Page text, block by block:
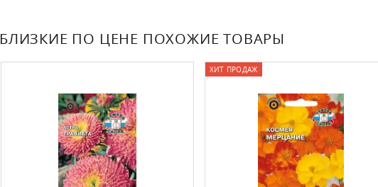
БЛИЗКИЕ ПО ЦЕНЕ ПОХОЖИЕ ТОВАРЫ
ХИТ ПРОДАЖ